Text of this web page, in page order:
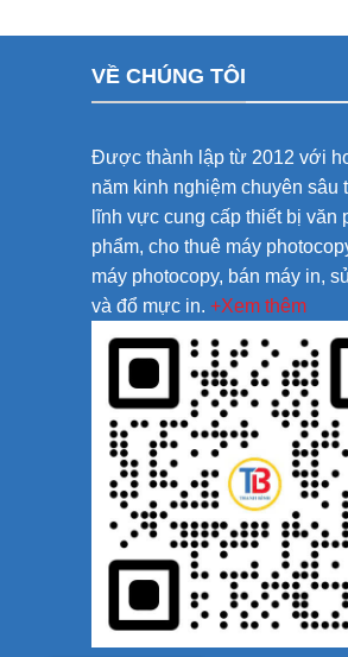
VỀ CHÚNG TÔI
Được thành lập từ 2012 với
năm kinh nghiệm chuyên sâu
lĩnh vực cung cấp thiết bị văn
phẩm, cho thuê máy
máy photocopy, bán máy in,
và đổ mực in. +Xem thêm